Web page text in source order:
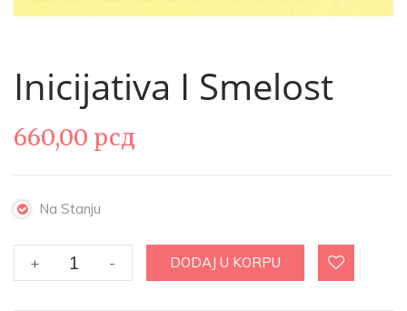
Inicijativa I Smelost
660,00 рсд
Na Stanju
+
Inicijativa
i
- DODAJ U KORPU